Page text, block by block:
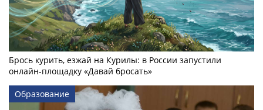
Брось курить, езжай на Курилы: в России запустили
онлайн-­площадку «Давай бросать»
Образование